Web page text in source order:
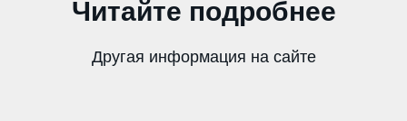
Читайте подробнее
Другая информация на сайте